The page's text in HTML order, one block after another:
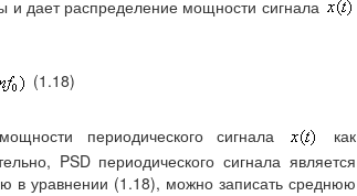
и дает распределение мощности сигнала
(1.18)
периодического сигнала
как
PSD периодического сигнала является
в уравнении (1.18), можно записать среднюю